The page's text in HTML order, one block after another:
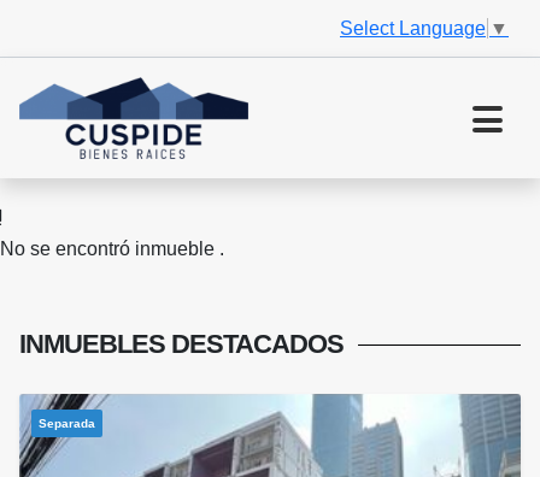
Select Language ▼
No se encontró inmueble .
INMUEBLES DESTACADOS
Separada